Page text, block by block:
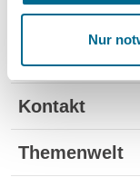
Nur
Standorte
Kontakt
Themenwelt